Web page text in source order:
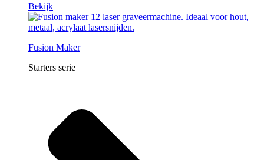
Bekijk
Fusion Maker
Starters serie